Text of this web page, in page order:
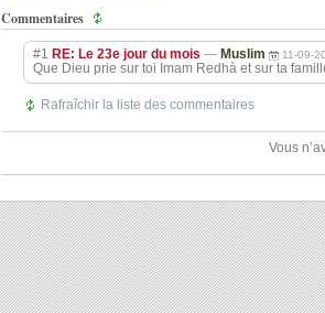
Commentaires
#1 RE: Le 23e jour du mois — Muslim 11-09-
Que Dieu prie sur toi Imam Redhà et sur ta
Rafraîchir la liste des commentaires
Vous